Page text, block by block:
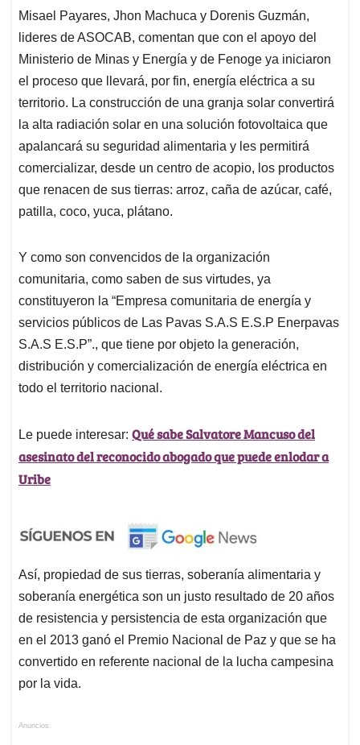
Misael Payares, Jhon Machuca y Dorenis Guzmán,
lideres de ASOCAB, comentan que con el apoyo del
Ministerio de Minas y Energía y de Fenoge ya iniciaron
el proceso que llevará, por fin, energía eléctrica a su
territorio. La construcción de una granja solar convertirá
la alta radiación solar en una solución fotovoltaica que
apalancará su seguridad alimentaria y les permitirá
comercializar, desde un centro de acopio, los productos
que renacen de sus tierras: arroz, caña de azúcar, café,
patilla, coco, yuca, plátano.
Y como son convencidos de la organización
comunitaria, como saben de sus virtudes, ya
constituyeron la “Empresa comunitaria de energía y
servicios públicos de Las Pavas S.A.S E.S.P Enerpavas
S.A.S E.S.P”., que tiene por objeto la generación,
distribución y comercialización de energía eléctrica en
todo el territorio nacional.
Le puede interesar: Qué sabe Salvatore Mancuso del
asesinato del reconocido abogado que puede enlodar a
Uribe
Así, propiedad de sus tierras, soberanía alimentaria y
soberanía energética son un justo resultado de 20 años
de resistencia y persistencia de esta organización que
en el 2013 ganó el Premio Nacional de Paz y que se ha
convertido en referente nacional de la lucha campesina
por la vida.
Anuncios.